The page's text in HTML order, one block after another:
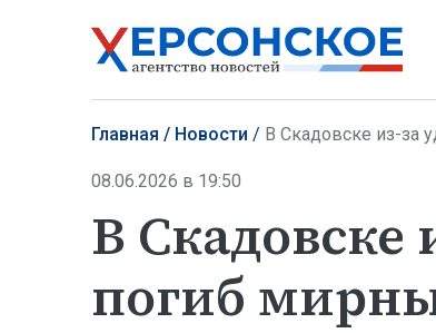
Главная Новости В Скадовске из-за
08.06.2026 в 19:50
В Скадовске
погиб